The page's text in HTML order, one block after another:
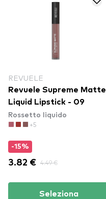
REVUELE
Revuele Supreme Matte
Liquid Lipstick - 09
Rossetto liquido
+5
-15%
3.82 € 4.49 €
Seleziona